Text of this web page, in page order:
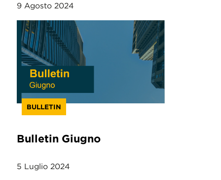
9 Agosto 2024
BULLETIN
Bulletin Giugno
5 Luglio 2024